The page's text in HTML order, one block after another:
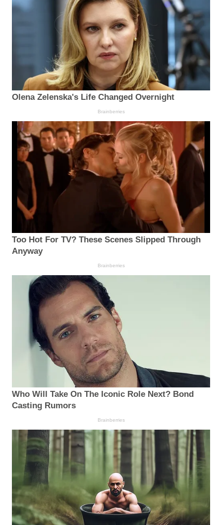
Olena Zelenska's Life Changed Overnight
Brainberries
Too Hot For TV? These Scenes Slipped Through
Anyway
Brainberries
Who Will Take On The Iconic Role Next? Bond
Casting Rumors
Brainberries